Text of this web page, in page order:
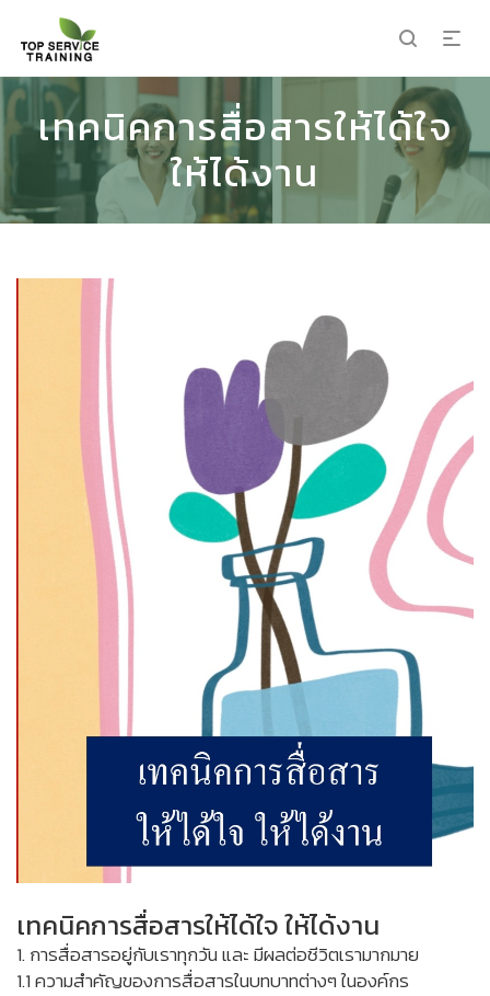
เทคนิคการสื่อสารให้ได้ใจ
ให้ได้งาน
เทคนิคการสื่อสารให้ได้ใจ ให้ได้งาน
1. การสื่อสารอยู่กับเราทุกวัน และ มีผลต่อชีวิตเรามากมาย
1.1 ความสำคัญของการสื่อสารในบทบาทต่างๆ ในองค์กร